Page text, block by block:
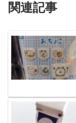
関連記事